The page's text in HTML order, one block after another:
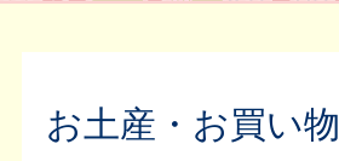
お土産・お買い物